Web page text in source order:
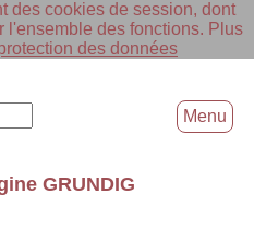
des cookies de session, dont
l'ensemble des fonctions. Plus
des données
GRUNDIG
Menu